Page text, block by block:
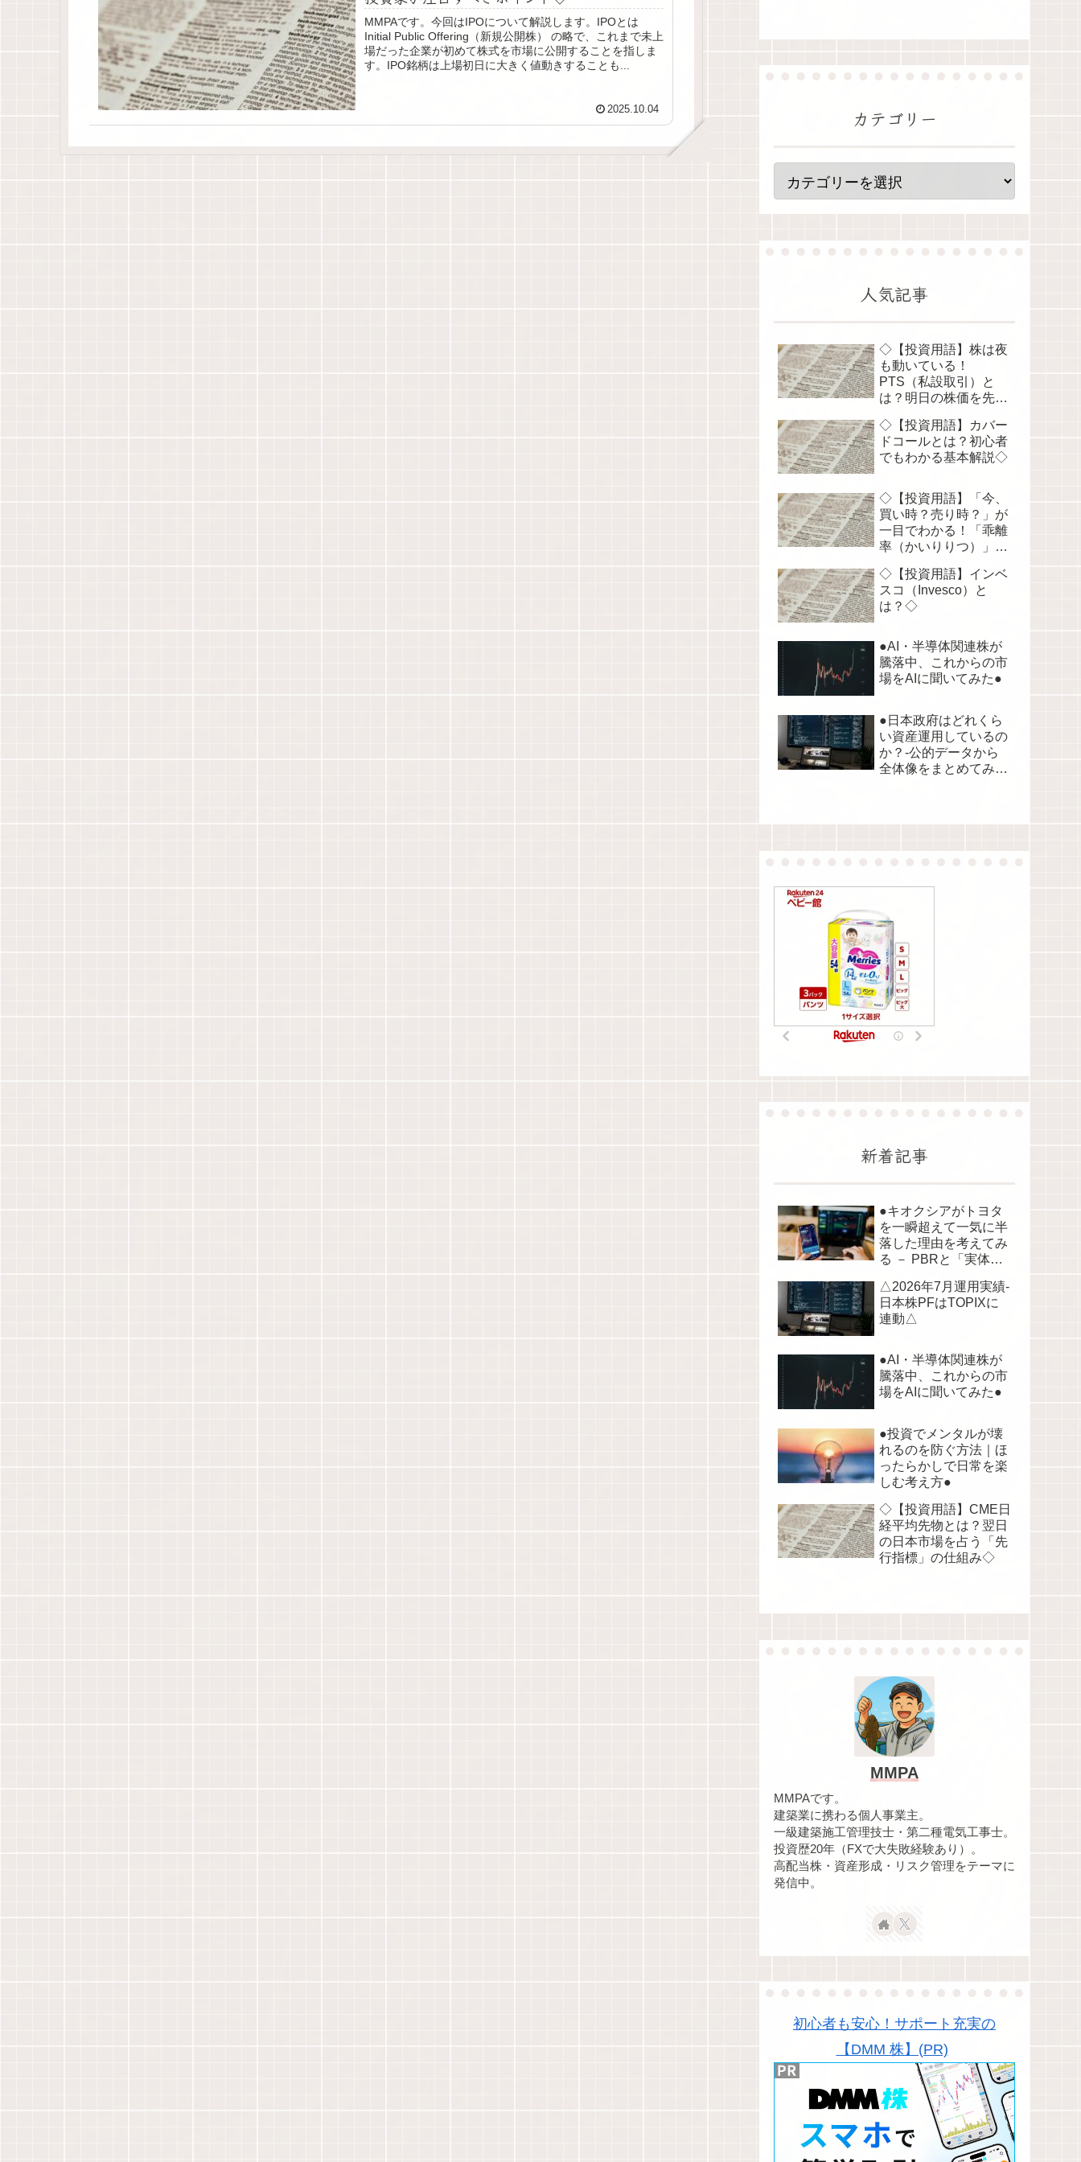
MMPAです。今回はIPOについて解説します。IPOとは
Initial Public Offering（新規公開株） の略で、これまで未上
場だった企業が初めて株式を市場に公開することを指しま
す。IPO銘柄は上場初日に大きく値動きすることも...
2025.10.04 カテゴリー
人気記事
◇【投資用語】株は夜
も動いている！
PTS（私設取引）と
は？明日の株価を先読
◇【投資用語】カバー
ドコールとは？初心者
でもわかる基本解説◇
◇【投資用語】「今、
買い時？売り時？」が
一目でわかる！「乖離
率（かいりりつ）」を
◇【投資用語】インベ
スコ（Invesco）と
は？◇
●AI・半導体関連株が
騰落中、これからの市
場をAIに聞いてみた●
●日本政府はどれくら
い資産運用しているの
か？-公的データから
全体像をまとめてみま
新着記事
●キオクシアがトヨタ
を一瞬超えて一気に半
落した理由を考えてみ
る － PBRと「実体資
の構造●
△2026年7月運用実績-
日本株PFはTOPIXに
連動△
●AI・半導体関連株が
騰落中、これからの市
場をAIに聞いてみた●
●投資でメンタルが壊
れるのを防ぐ方法｜ほ
ったらかしで日常を楽
しむ考え方●
◇【投資用語】CME日
経平均先物とは？翌日
の日本市場を占う「先
行指標」の仕組み◇
MMPA
MMPAです。
建築業に携わる個人事業主。
一級建築施工管理技士・第二種電気工事士。
投資歴20年（FXで大失敗経験あり）。
高配当株・資産形成・リスク管理をテーマに
発信中。
初心者も安心！サポート充実の
【DMM 株】(PR)